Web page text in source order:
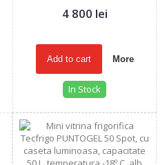
4 800 lei
Add to cart More
In Stock